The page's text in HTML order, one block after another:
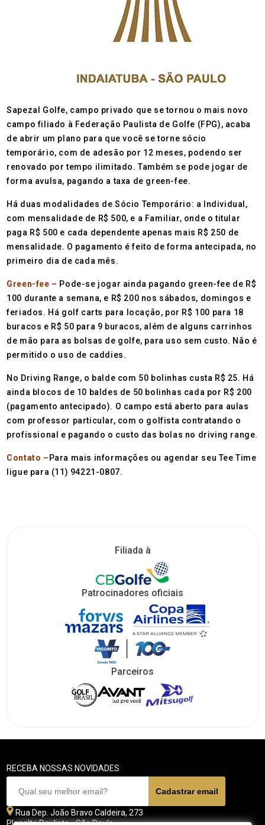
Sapezal Golfe, campo privado que se tornou o mais novo
campo filiado à Federação Paulista de Golfe (FPG), acaba
de abrir um plano para que você se torne sócio
temporário, com de adesão por 12 meses, podendo ser
renovado por tempo ilimitado. Também se pode jogar de
forma avulsa, pagando a taxa de green-fee.
Há duas modalidades de Sócio Temporário: a Individual,
com mensalidade de R$ 500, e a Familiar, onde o titular
paga R$ 500 e cada dependente apenas mais R$ 250 de
mensalidade. O pagamento é feito de forma antecipada, no
primeiro dia de cada mês.
Green-fee – Pode-se jogar ainda pagando green-fee de R$
100 durante a semana, e R$ 200 nos sábados, domingos e
feriados. Há golf carts para locação, por R$ 100 para 18
buracos e R$ 50 para 9 buracos, além de alguns carrinhos
de mão para as bolsas de golfe, para uso sem custo. Não é
permitido o uso de caddies.
No Driving Range, o balde com 50 bolinhas custa R$ 25. Há
ainda blocos de 10 baldes de 50 bolinhas cada por R$ 200
(pagamento antecipado). O campo está aberto para aulas
com professor particular, com o golfista contratando o
profissional e pagando o custo das bolas no driving range.
Contato – Para mais informações ou agendar seu Tee Time
ligue para (11) 94221-0807.
Filiada à
Patrocinadores oficiais
Parceiros
RECEBA NOSSAS NOVIDADES
Rua Dep. João Bravo Caldeira, 273